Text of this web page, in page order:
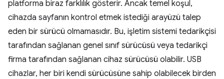
platforma biraz farklılık gösterir. Ancak temel koşul,
cihazda sayfanın kontrol etmek istediği arayüzü talep
eden bir sürücü olmamasıdır. Bu, işletim sistemi tedarikçisi
tarafından sağlanan genel sınıf sürücüsü veya tedarikçi
firma tarafından sağlanan cihaz sürücüsü olabilir. USB
cihazlar, her biri kendi sürücüsüne sahip olabilecek birden